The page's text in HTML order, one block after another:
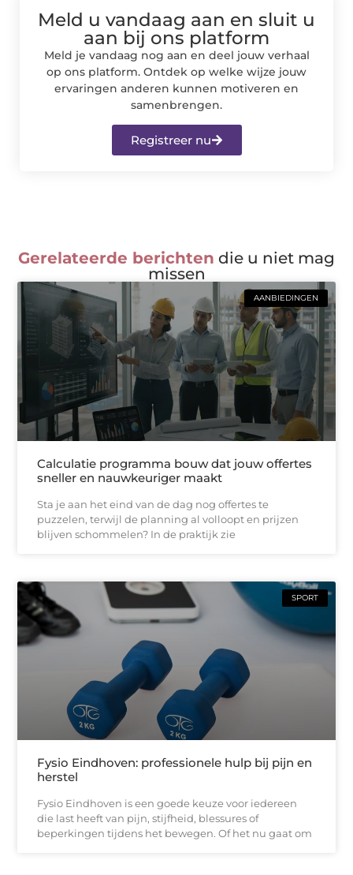
Meld u vandaag aan en sluit u
aan bij ons platform
Meld je vandaag nog aan en deel jouw verhaal
op ons platform. Ontdek op welke wijze jouw
ervaringen anderen kunnen motiveren en
samenbrengen.
Registreer nu
Gerelateerde berichten die u niet mag
missen
AANBIEDINGEN
Calculatie programma bouw dat jouw offertes
sneller en nauwkeuriger maakt
Sta je aan het eind van de dag nog offertes te
puzzelen, terwijl de planning al volloopt en prijzen
blijven schommelen? In de praktijk zie
SPORT
Fysio Eindhoven: professionele hulp bij pijn en
herstel
Fysio Eindhoven is een goede keuze voor iedereen
die last heeft van pijn, stijfheid, blessures of
beperkingen tijdens het bewegen. Of het nu gaat om